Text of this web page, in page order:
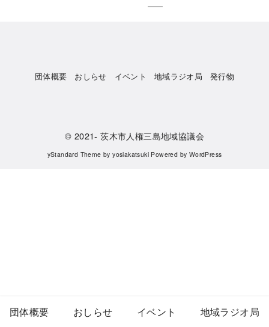
団体概要 おしらせ イベント 地域ラジオ局 発行物
© 2021-茨木市人権三島地域協議会
yStandard Theme byyosiakatsuki Powered by WordPress
団体概要 おしらせ イベント 地域ラジオ局